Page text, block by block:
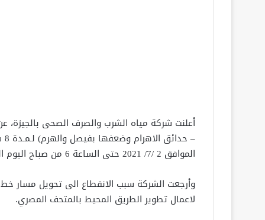
أعلنت شركة مياه الشرب والصرف الصحى بالجيزة،
الموافق 2 /7/ 2021 حتى الساعة 6 من صباح اليوم التالى السبت الموافق 3 / 7 /2021.
لاعمال تطوير الطريق المحيط بالمتحف المصري.